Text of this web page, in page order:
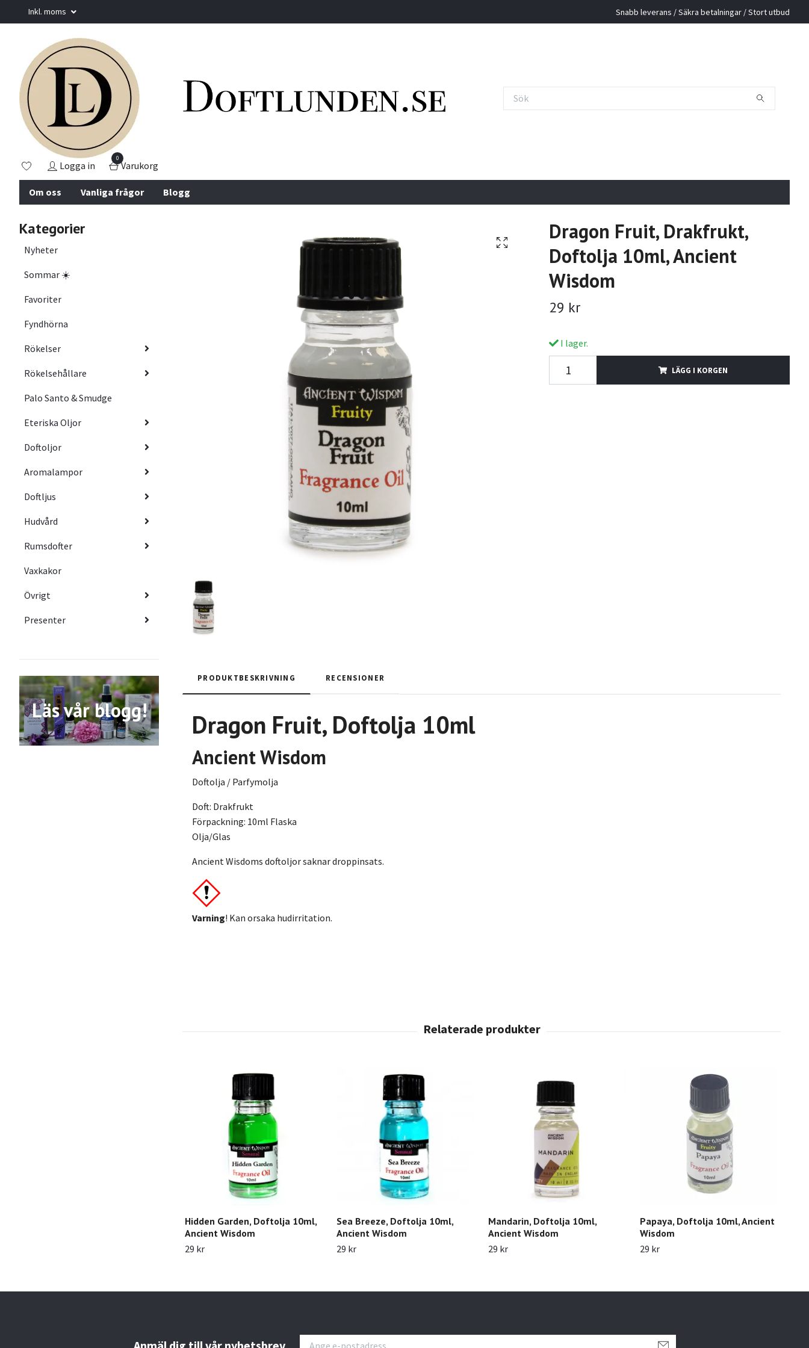
Inkl. moms Snabb leverans / Säkra betalningar / Stort utbud
Logga in
0
Varukorg
Om oss Vanliga frågor Blogg
Kategorier
Nyheter
Sommar ☀️
Favoriter
Fyndhörna
Rökelser
Rökelsehållare
Palo Santo & Smudge
Eteriska Oljor
Doftoljor
Aromalampor
Doftljus
Hudvård
Rumsdofter
Vaxkakor
Övrigt
Presenter
Läs vår blogg!
Dragon Fruit, Drakfrukt,
Doftolja 10ml, Ancient
Wisdom
29 kr
I lager.
LÄGG I KORGEN
PRODUKTBESKRIVNING RECENSIONER
Dragon Fruit, Doftolja 10ml
Ancient Wisdom
Doftolja / Parfymolja
Doft: Drakfrukt
Förpackning: 10ml Flaska
Olja/Glas
Ancient Wisdoms doftoljor saknar droppinsats.
Varning! Kan orsaka hudirritation.
Hidden Garden, Doftolja 10ml,
Ancient Wisdom
29 kr
Sea Breeze, Doftolja 10ml,
Ancient Wisdom
29 kr
Mandarin, Doftolja 10ml,
Ancient Wisdom
29 kr
Papaya, Doftolja 10ml, Ancient
Wisdom
29 kr